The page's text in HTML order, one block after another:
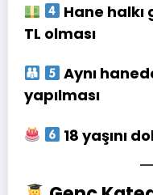
Hane halkı
TL olması
Aynı
yapılması
18 yaşını